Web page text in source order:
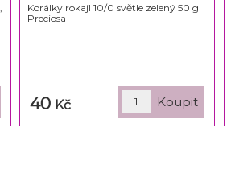
Korálky rokajl 10/0 světle zelený 50 g
Preciosa
40 Kč